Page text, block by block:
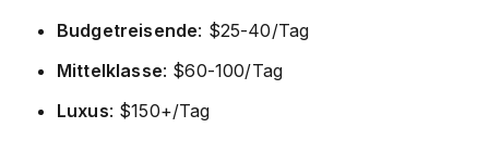
Budgetreisende: $25-40/Tag
Mittelklasse: $60-100/Tag
Luxus: $150+/Tag